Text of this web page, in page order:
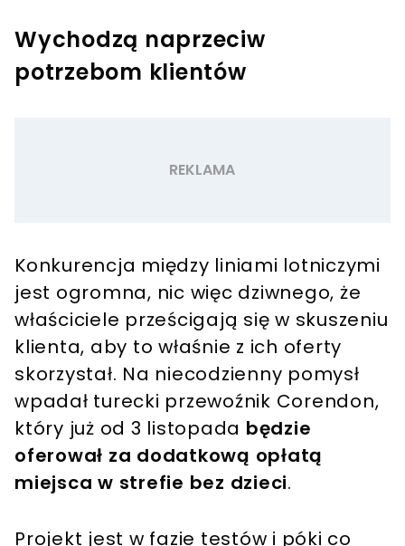
Wychodzą naprzeciw
potrzebom klientów
Konkurencja między liniami lotniczymi
jest ogromna, nic więc dziwnego, że
właściciele prześcigają się w skuszeniu
klienta, aby to właśnie z ich oferty
skorzystał. Na niecodzienny pomysł
wpadał turecki przewoźnik Corendon,
który już od 3 listopada będzie
oferował za dodatkową opłatą
miejsca w strefie bez dzieci.
Projekt jest w fazie testów i póki co